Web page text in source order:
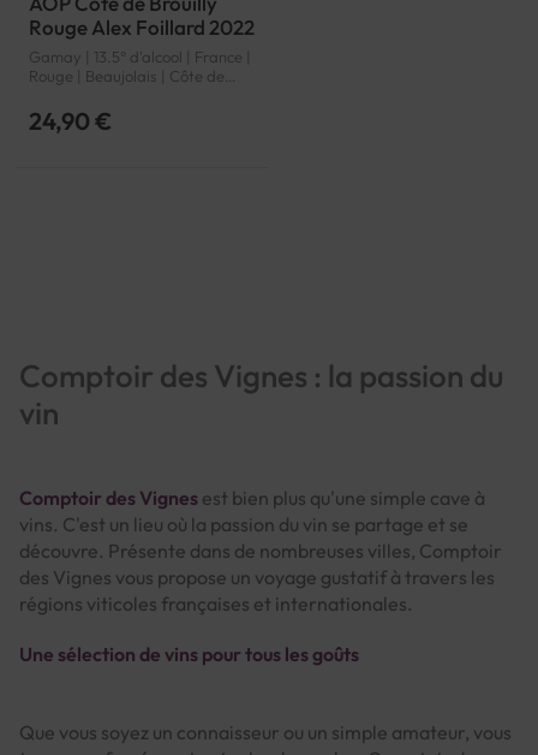
Rouge Alex Foillard 2022
Gamay | 13.5° d'alcool | France |
Rouge | Beaujolais | Côte de
24,90 €
Comptoir des Vignes : la passion du
vin
Comptoir des Vignes est bien plus qu'une simple cave à
vins. C'est un lieu où la passion du vin se partage et se
découvre. Présente dans de nombreuses villes, Comptoir
des Vignes vous propose un voyage gustatif à travers les
régions viticoles françaises et internationales.
Une sélection de vins pour tous les goûts
Que vous soyez un connaisseur ou un simple amateur, vous